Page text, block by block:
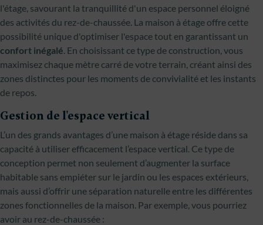
l'étage, savourant la tranquillité d'un espace personnel éloigné
des activités du rez-de-chaussée. La maison à étage offre cette
possibilité unique d'optimiser l'espace tout en garantissant un
confort inégalé . En choisissant ce type de construction, vous
maximisez chaque mètre carré de votre terrain, créant ainsi des
zones distinctes pour les moments de convivialité et les instants
de repos.
Gestion de l'espace vertical
L’un des grands avantages d’une maison à étage réside dans sa
capacité à utiliser efficacement l’espace vertical. Ce type de
conception permet non seulement d’augmenter la surface
habitable sans empiéter sur le jardin ou les espaces extérieurs,
mais aussi d’offrir une séparation naturelle entre les différentes
zones fonctionnelles de la maison. Par exemple, vous pourriez
avoir au rez-de-chaussée :